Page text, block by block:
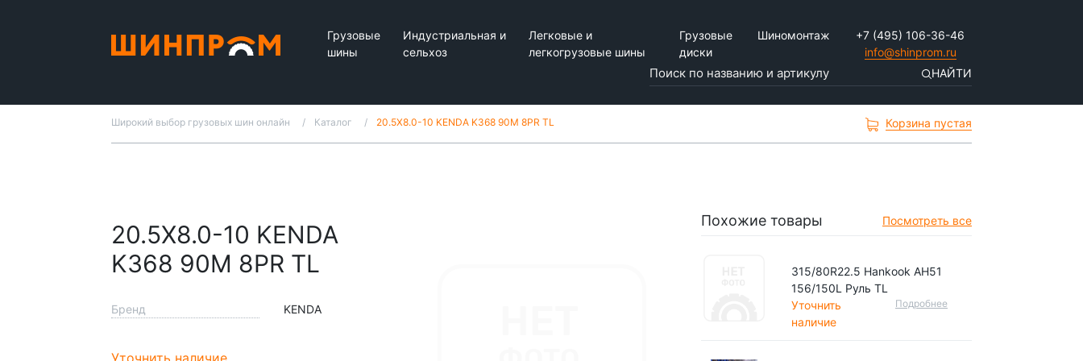
Грузовые
шины
Индустриальная и
сельхоз
Легковые и
легкогрузовые шины
Грузовые
диски
Шиномонтаж
+7 (495) 106-36-46
info@shinprom.ru
НАЙТИ
Широкий выбор грузовых шин онлайн Каталог 20.5X8.0-10 KENDA K368 90M 8PR TL Корзина пустая
20.5X8.0-10 KENDA
K368 90M 8PR TL
Бренд KENDA
Уточнить наличие
Похожие товары Посмотреть все
315/80R22.5 Hankook AH51
156/150L Руль TL
Уточнить
наличие
Подробнее